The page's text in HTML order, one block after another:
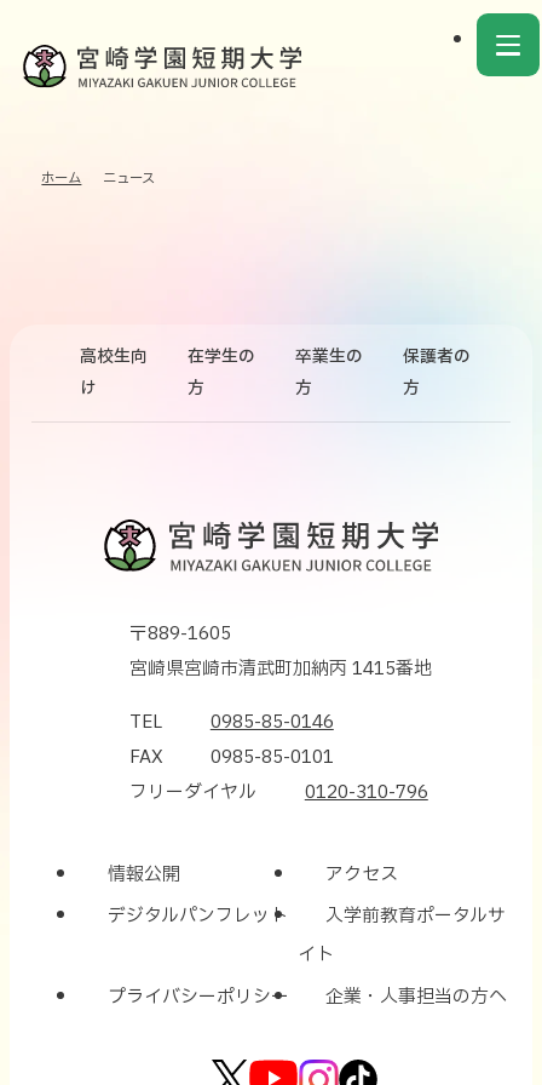
ホーム ニュース
高校生向
け
在学生の
方
卒業生の
方
保護者の
方
〒889-1605
宮崎県宮崎市清武町加納丙 1415番地
TEL
0985-85-0146
FAX
0985-85-0101
フリーダイヤル
0120-310-796
情報公開
アクセス
デジタルパンフレット
入学前教育ポータルサ
イト
プライバシーポリシー
企業・人事担当の方へ